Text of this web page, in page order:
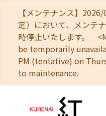
【メンテナンス】
定）において、メンテ
時停止いたします。
be temporarily
PM (tentative) on
to maintenance.